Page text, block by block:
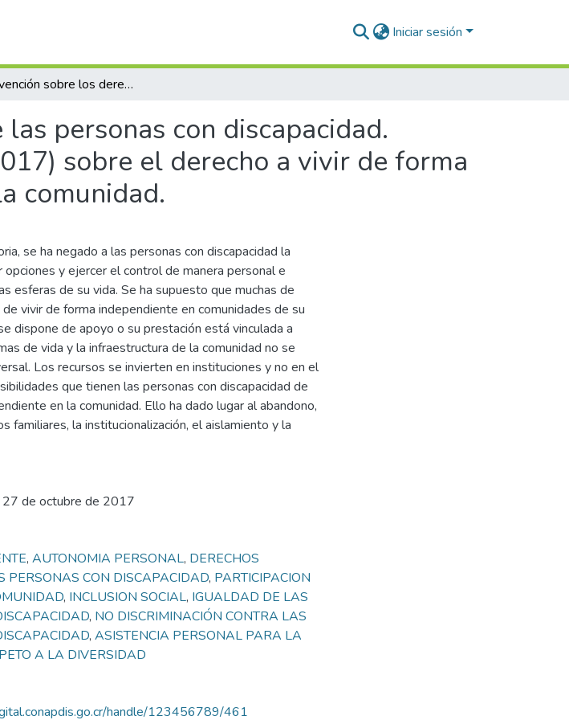
Iniciar sesión
Convención sobre los derechos de las personas con discapacidad. Observación general Número 5 (2017) sobre el derecho a vivir de forma independiente y a ser incluido en la comunidad.
personas con discapacidad.
sobre el derecho a vivir de forma
comunidad.
se ha negado a las personas con discapacidad la
y ejercer el control de manera personal e
esferas de su vida. Se ha supuesto que muchas de
vivir de forma independiente en comunidades de su
dispone de apoyo o su prestación está vinculada a
de vida y la infraestructura de la comunidad no se
Los recursos se invierten en instituciones y no en el
que tienen las personas con discapacidad de
en la comunidad. Ello ha dado lugar al abandono,
familiares, la institucionalización, el aislamiento y la
27 de octubre de 2017
, AUTONOMIA PERSONAL, DERECHOS
PERSONAS CON DISCAPACIDAD, PARTICIPACION
, INCLUSION SOCIAL, IGUALDAD DE LAS
, NO DISCRIMINACIÓN CONTRA LAS
, ASISTENCIA PERSONAL PARA LA
A LA DIVERSIDAD
handle/123456789/461